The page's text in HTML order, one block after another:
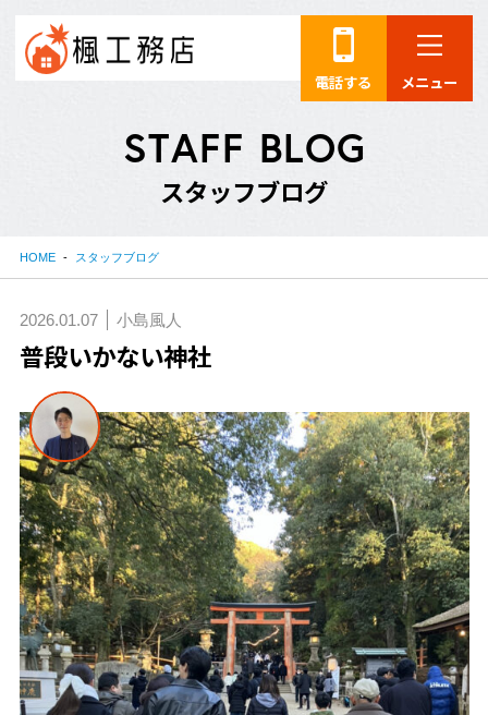
電話する メニュー
STAFF BLOG
スタッフブログ
HOME スタッフブログ
2026.01.07 小島風人
普段いかない神社